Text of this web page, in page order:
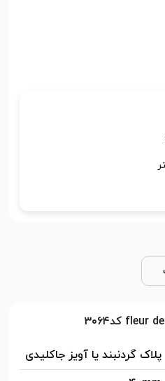
پلاک گردنبند یا آویز جاکلیدی